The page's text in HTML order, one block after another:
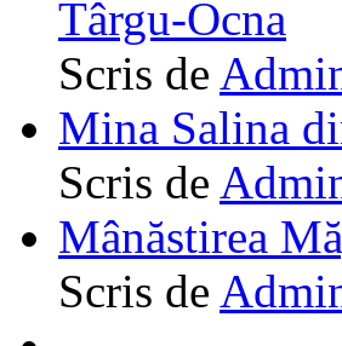
Târgu-Ocna
Scris de
Mina Salina
Scris de
Mânăstirea
Scris de